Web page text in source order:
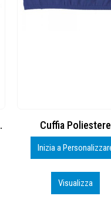
BS600 – 5139960
Personalizza
Visualizza